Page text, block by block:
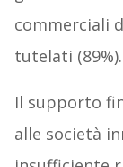
commerciali
tutelati (89%).
Il supporto
alle società